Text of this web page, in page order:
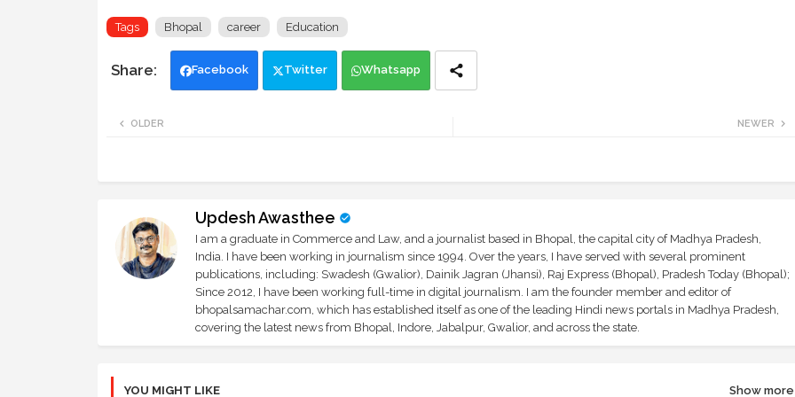
Tags Bhopal career Education
Facebook Twitter Whatsapp
NEWER
OLDER
Updesh Awasthee
I am a graduate in Commerce and Law, and a journalist based in Bhopal, the capital city of Madhya Pradesh,
India. I have been working in journalism since 1994. Over the years, I have served with several prominent
publications, including: Swadesh (Gwalior), Dainik Jagran (Jhansi), Raj Express (Bhopal), Pradesh Today (Bhopal);
Since 2012, I have been working full-time in digital journalism. I am the founder member and editor of
bhopalsamachar.com, which has established itself as one of the leading Hindi news portals in Madhya Pradesh,
covering the latest news from Bhopal, Indore, Jabalpur, Gwalior, and across the state.
YOU MIGHT LIKE Show more